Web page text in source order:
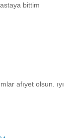
bittim
afıyet olsun. ıyı